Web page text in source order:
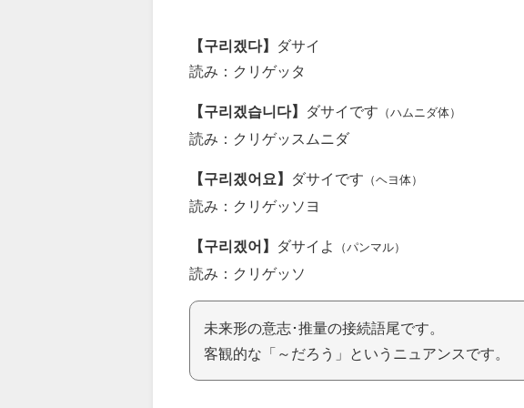
【구리겠다】
ダサイ
読み：クリゲッタ
【구리겠습니다】 ダサイです （ハムニダ体）
読み：クリゲッスムニダ
【구리겠어요】 ダサイです （ヘヨ体）
読み：クリゲッソヨ
【구리겠어】 ダサイよ （パンマル）
読み：クリゲッソ
未来形の意志･推量の接続語尾です。
客観的な「～だろう」というニュアンスです。